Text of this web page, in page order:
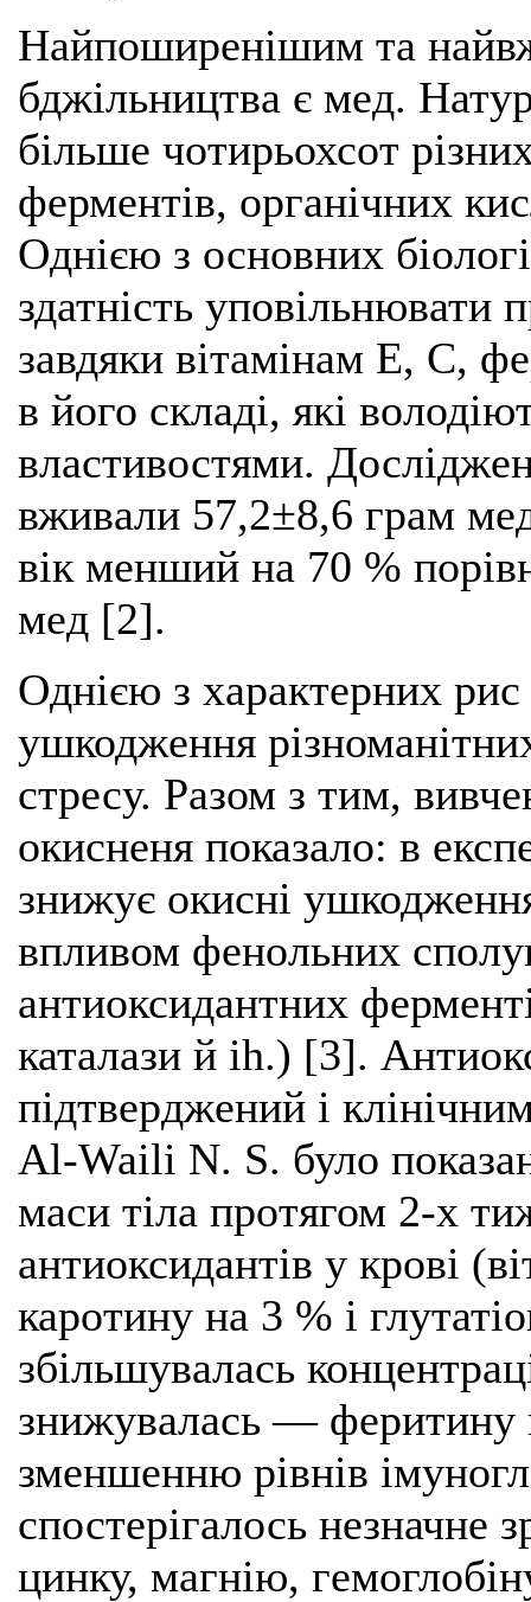
Найпоширенішим та
бджільництва є мед.
більше чотирьохсот
ферментів, органічних
Однією з основних
здатність уповільнювати
завдяки вітамінам Е, С,
в його складі, які
властивостями.
вживали 57,2±8,6 грам
вік менший на 70 %
мед [2].
Однією з характерних рис
ушкодження
стресу. Разом з тим,
окисненя показало: в
знижує окисні
впливом фенольних
антиоксидантних
каталази й ih.) [3].
підтверджений і
Al-Waili N. S. було
маси тіла протягом 2-х
антиоксидантів у крові
каротину на 3 % і
збільшувалась
знижувалась —
зменшенню рівнів
спостерігалось незначне
цинку, магнію,